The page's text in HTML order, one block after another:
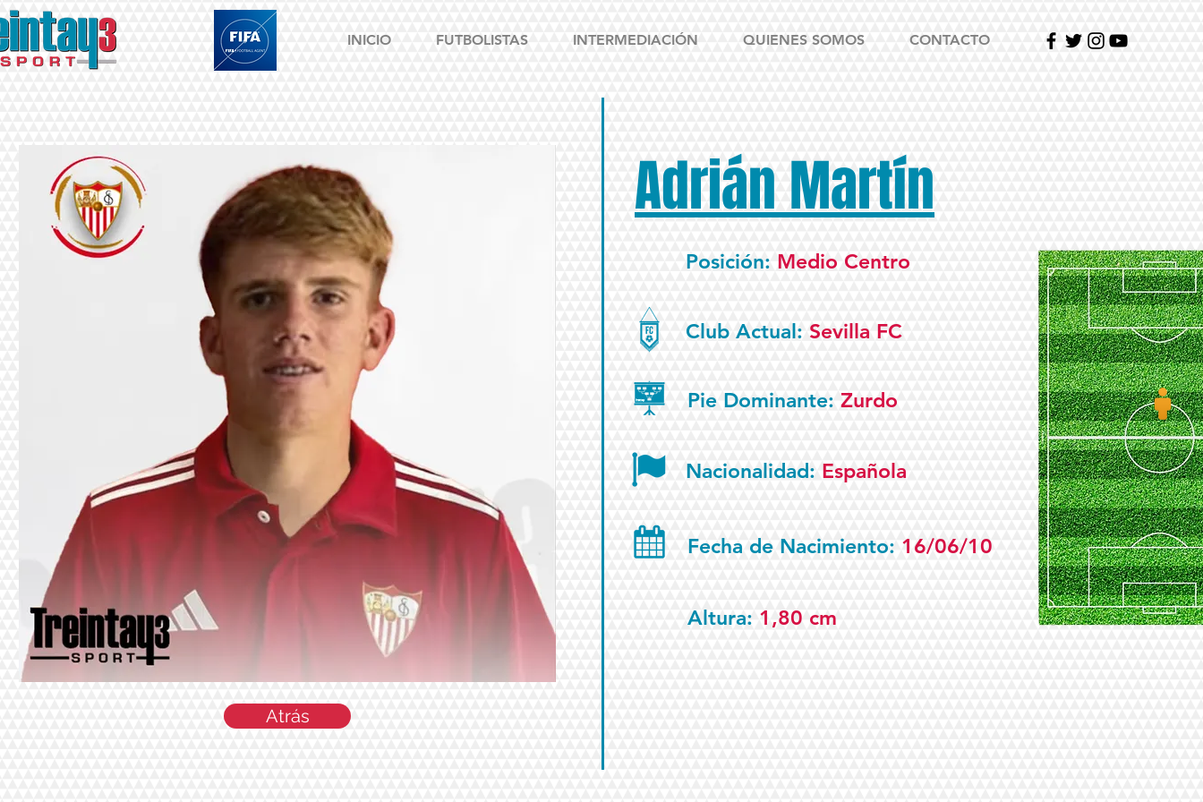
INICIO FUTBOLISTAS INTERMEDIACIÓN QUIENES SOMOS CONTACTO
Atrás
Adrián Martín
Posición: Medio Centro
Club Actual: Sevilla FC
Pie Dominante: Zurdo
Nacionalidad: Española
Fecha de Nacimiento: 16/06/10
Altura: 1,80 cm